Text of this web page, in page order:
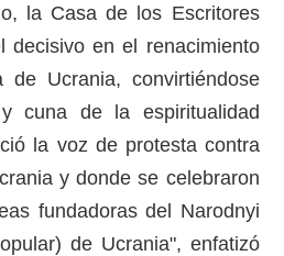
la Casa de los Escritores
decisivo en el renacimiento
de Ucrania, convirtiéndose
cuna de la espiritualidad
la voz de protesta contra
y donde se celebraron
fundadoras del Narodnyi
de Ucrania", enfatizó